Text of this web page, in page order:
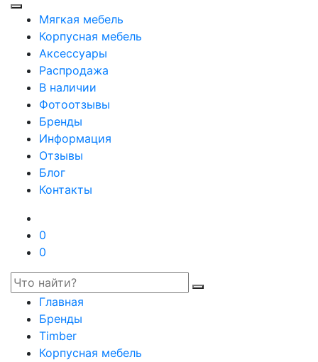
Мягкая мебель
Корпусная мебель
Аксессуары
Распродажа
В наличии
Фотоотзывы
Бренды
Информация
Отзывы
Блог
Контакты
0
0
Главная
Бренды
Timber
Корпусная мебель